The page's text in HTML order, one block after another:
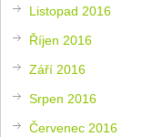
Listopad 2016
Říjen 2016
Září 2016
Srpen 2016
Červenec 2016